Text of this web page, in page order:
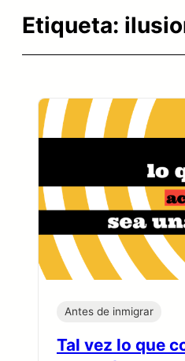
Etiqueta:
Antes de inmigrar
Tal vez lo que